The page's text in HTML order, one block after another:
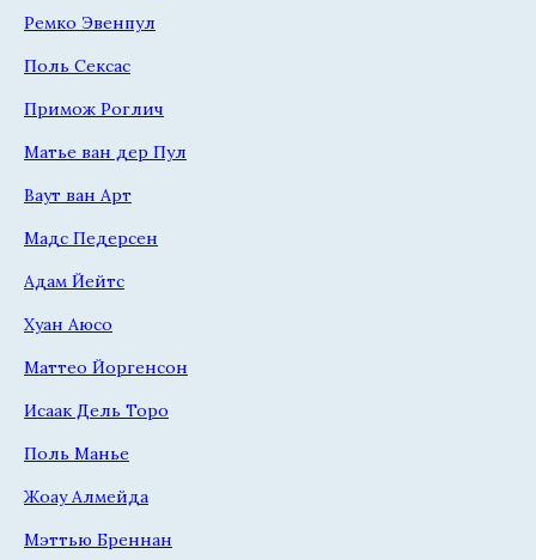
Ремко Эвенпул
Поль Сексас
Примож Роглич
Матье ван дер Пул
Ваут ван Арт
Мадс Педерсен
Адам Йейтс
Хуан Аюсо
Маттео Йоргенсон
Исаак Дель Торо
Поль Манье
Жоау Алмейда
Мэттью Бреннан